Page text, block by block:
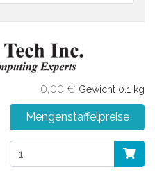
0,00 € Gewicht 0.1 kg
Mengenstaffelpreise